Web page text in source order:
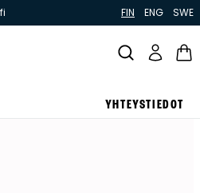
FIN ENG SWE
YHTEYSTIEDOT